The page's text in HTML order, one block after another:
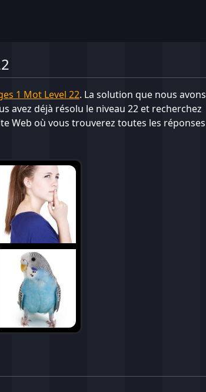
1 Mot Level 22. La solution que nous avons
avez déjà résolu le niveau 22 et recherchez
Web où vous trouverez toutes les réponses